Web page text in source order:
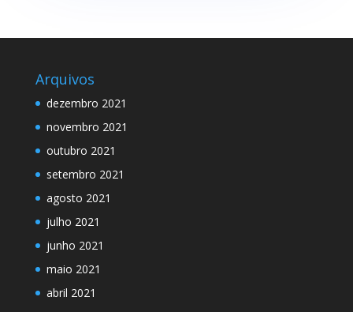
Arquivos
dezembro 2021
novembro 2021
outubro 2021
setembro 2021
agosto 2021
julho 2021
junho 2021
maio 2021
abril 2021